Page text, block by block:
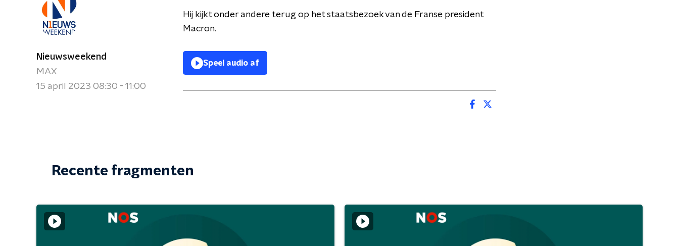
Nieuwsweekend
MAX
15 april 2023 08:30 - 11:00
Hij kijkt onder andere terug op het staatsbezoek van de Franse president
Macron.
Speel audio af
Recente fragmenten